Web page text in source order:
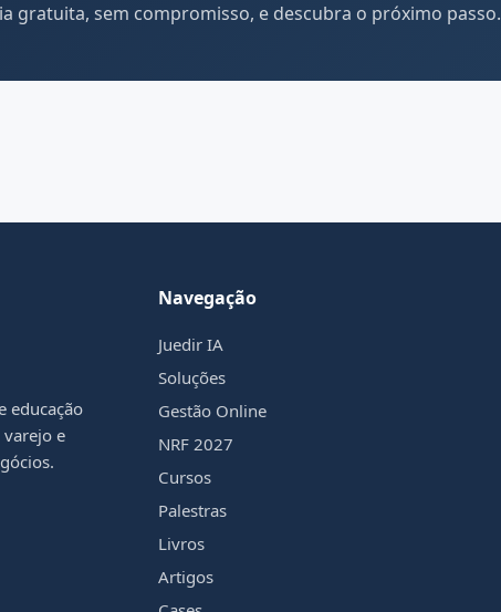
gratuita, sem compromisso, e descubra o próximo passo.
educação
e
Navegação
Juedir IA
Soluções
Gestão Online
NRF 2027
Cursos
Palestras
Livros
Artigos